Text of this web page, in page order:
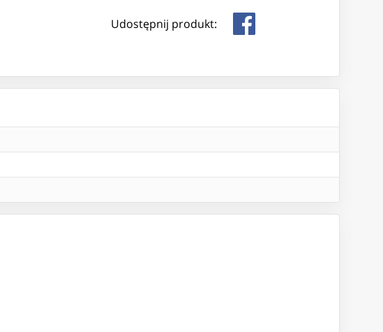
Udostępnij produkt: